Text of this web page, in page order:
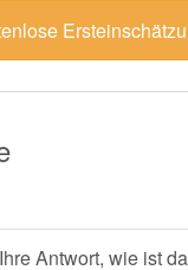
Antwort, wie ist